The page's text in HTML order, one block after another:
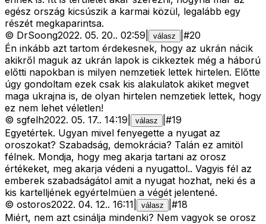
egész ország kicsúszik a karmai közül, legalább egy
részét megkaparintsa.
© DrSoong2022. 05. 20.. 02:59 válasz #20
Én inkább azt tartom érdekesnek, hogy az ukrán nácik
akikről maguk az ukrán lapok is cikkeztek még a háború
előtti napokban is milyen nemzetiek lettek hirtelen. Előtte
úgy gondoltam ezek csak kis alakulatok akiket megvet
maga ukrajna is, de olyan hirtelen nemzetiek lettek, hogy
ez nem lehet véletlen!
© sgfelh2022. 05. 17.. 14:19 válasz #19
Egyetértek. Ugyan mivel fenyegette a nyugat az
oroszokat? Szabadság, demokrácia? Talán ez amitöl
félnek. Mondja, hogy meg akarja tartani az orosz
értékeket, meg akarja védeni a nyugattol.. Vagyis fél az
emberek szabadságátol amit a nyugat hozhat, neki és a
kis kartelljének egyértelmüen a végét jelentené.
© ostoros2022. 04. 12.. 16:11 válasz #18
Miért, nem azt csinálja mindenki? Nem vagyok se orosz